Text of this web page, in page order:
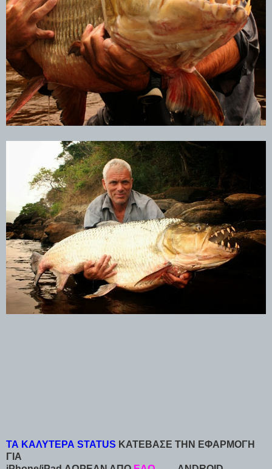
ΤΑ ΚΑΛΥΤΕΡΑ STATUS ΚΑΤΕΒΑΣΕ ΤΗΝ ΕΦΑΡΜΟΓΗ
ΓΙΑ